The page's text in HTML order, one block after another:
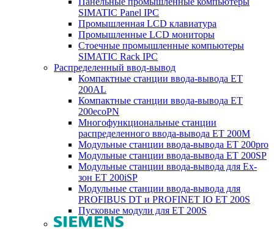
SIMATIC Panel IPC
Промышленная LCD клавиатура
Промышленные LCD мониторы
Стоечные промышленные компьютеры
SIMATIC Rack IPC
Распределенный ввод-вывод
Компактные станции ввода-вывода ET
200AL
Компактные станции ввода-вывода ET
200ecoPN
Многофункциональные станции
распределенного ввода-вывода ET 200M
Модульные станции ввода-вывода ET 200pro
Модульные станции ввода-вывода ET 200SP
Модульные станции ввода-вывода для Ex-
зон ET 200iSP
Модульные станции ввода-вывода для
PROFIBUS DT и PROFINET IO ET 200S
Пусковые модули для ET 200S